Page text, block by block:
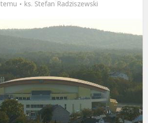
ks. Stefan Radziszewski